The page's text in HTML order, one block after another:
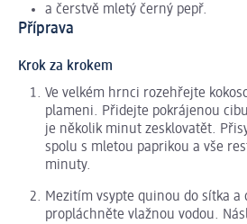
a čerstvě mletý černý pepř.
Příprava
Krok za krokem
Ve velkém hrnci rozehřejte
plameni. Přidejte pokrájenou
je několik minut zesklovatět.
spolu s mletou paprikou a vše
minuty.
Mezitím vsypte quinou do sítka a
propláchněte vlažnou vodou.